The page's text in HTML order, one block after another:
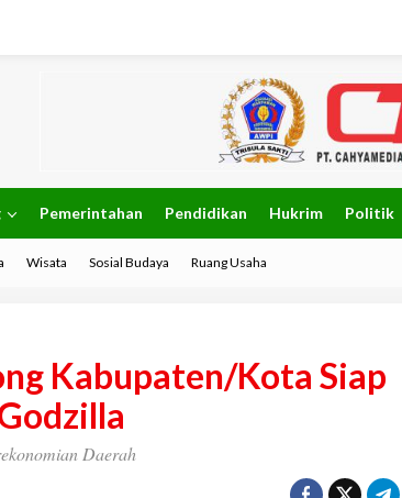
Pemerintahan Pendidikan Hukrim Politik
Wisata Sosial Budaya Ruang Usaha
Kabupaten/Kota Siap
Daerah